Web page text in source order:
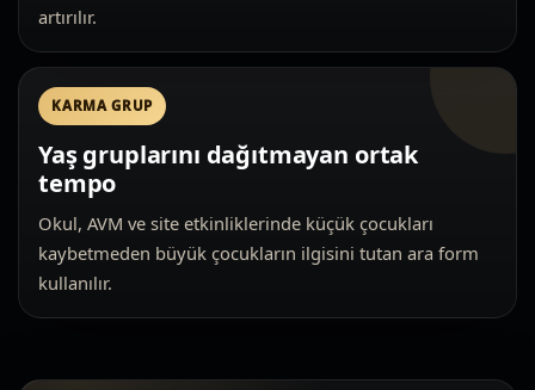
artırılır.
KARMA GRUP
Yaş gruplarını dağıtmayan ortak
tempo
Okul, AVM ve site etkinliklerinde küçük çocukları
kaybetmeden büyük çocukların ilgisini tutan ara form
kullanılır.